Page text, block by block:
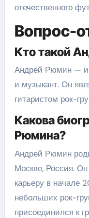
отечественного
Вопрос-
Кто такой
Андрей Рюмин —
и музыкант. Он
гитаристом рок-
Какова
Рюмина?
Андрей Рюмин
Москве, Россия.
карьеру в начале
небольших рок-
присоединился к